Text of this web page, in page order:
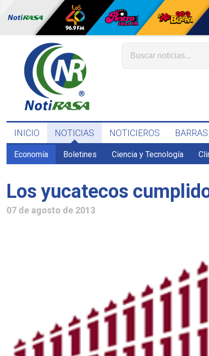
INICIO NOTICIAS NOTICIEROS
Economía Boletines Ciencia y Tecnología
Los yucatecos
07 de agosto de 2013